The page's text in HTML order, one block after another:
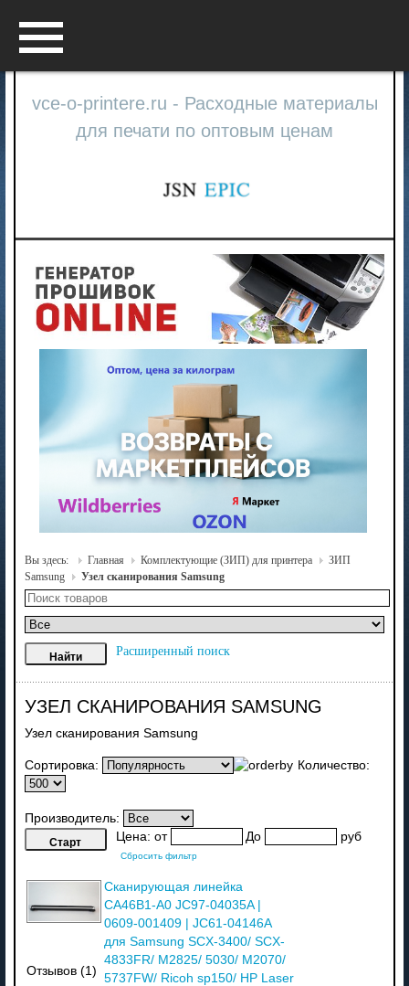
vce-o-printere.ru - Расходные материалы
для печати по оптовым ценам
Вы здесь: Главная Комплектующие (ЗИП) для принтера
ЗИП
Samsung
Узел сканирования Samsung
Расширенный поиск
УЗЕЛ СКАНИРОВАНИЯ SAMSUNG
Узел сканирования Samsung
Сортировка: Количество:
Производитель:
Цена: от До руб
Сбросить фильтр
Отзывов (1)
Сканирующая линейка
CA46B1-A0 JC97-04035A |
0609-001409 | JC61-04146A
для Samsung SCX-3400/ SCX-
4833FR/ M2825/ 5030/ M2070/
5737FW/ Ricoh sp150/ HP Laser